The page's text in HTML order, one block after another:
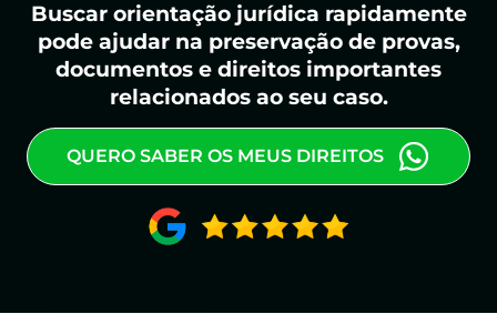
Buscar orientação jurídica rapidamente
pode ajudar na preservação de provas,
documentos e direitos importantes
relacionados ao seu caso.
QUERO SABER OS MEUS DIREITOS